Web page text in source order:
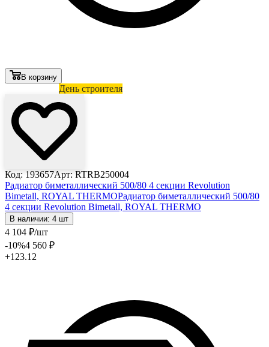
В корзину
День строителя
Код: 193657Арт: RTRB250004
Радиатор биметаллический 500/80 4 секции Revolution
Bimetall, ROYAL THERMOРадиатор биметаллический 500/80
4 секции Revolution Bimetall, ROYAL THERMO
В наличии: 4 шт
4 104 ₽/шт
-10%4 560 ₽
+123.12